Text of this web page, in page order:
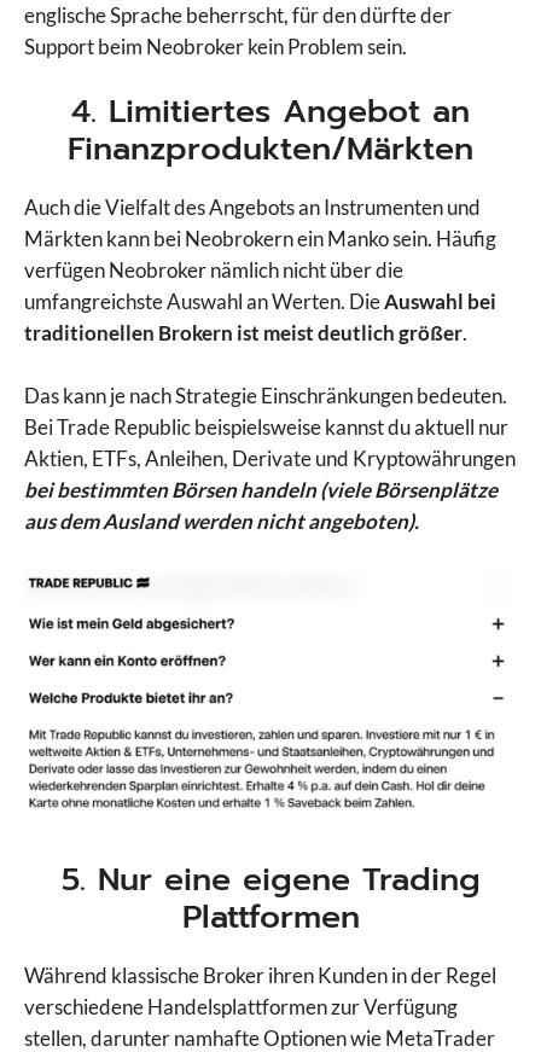
englische Sprache beherrscht, für den dürfte der
Support beim Neobroker kein Problem sein.
4. Limitiertes Angebot an
Finanzprodukten/Märkten
Auch die Vielfalt des Angebots an Instrumenten und
Märkten kann bei Neobrokern ein Manko sein. Häufig
verfügen Neobroker nämlich nicht über die
umfangreichste Auswahl an Werten. DieAuswahl bei
traditionellen Brokern ist meist deutlich größer.
Das kann je nach Strategie Einschränkungen bedeuten.
Bei Trade Republic beispielsweise kannst du aktuell nur
Aktien, ETFs, Anleihen, Derivate und Kryptowährungen
bei bestimmten Börsen handeln (viele Börsenplätze
aus dem Ausland werden nicht angeboten).
5. Nur eine eigene Trading
Plattformen
Während klassische Broker ihren Kunden in der Regel
verschiedene Handelsplattformen zur Verfügung
stellen, darunter namhafte Optionen wie MetaTrader